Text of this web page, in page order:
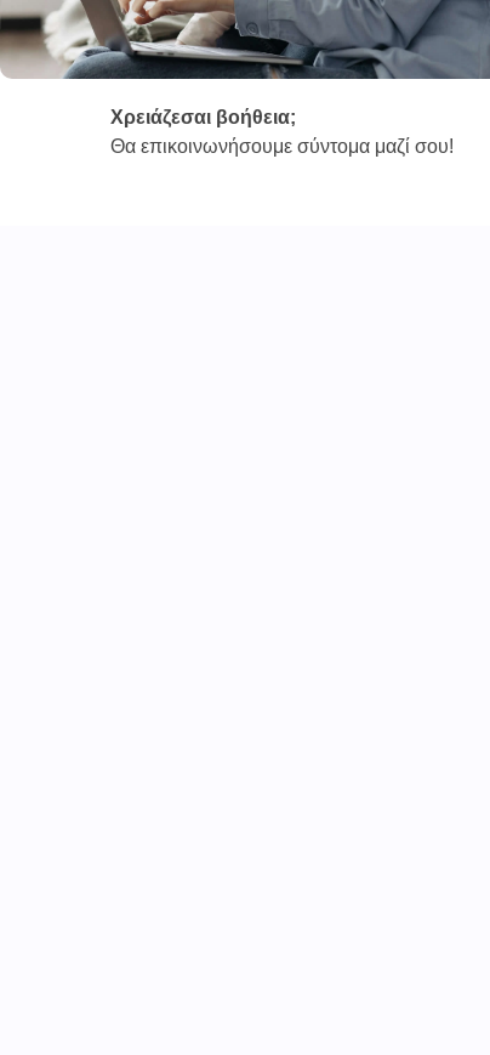
Χρειάζεσαι βοήθεια;
Θα επικοινωνήσουμε σύντομα μαζί σου!